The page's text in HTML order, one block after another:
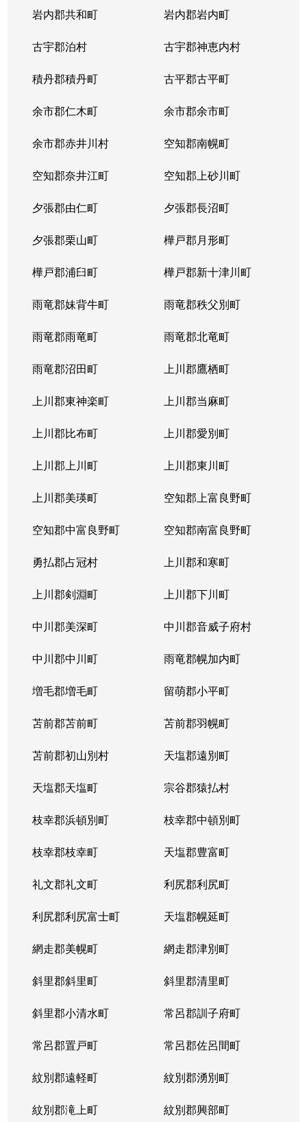
岩内郡共和町 岩内郡岩内町
古宇郡泊村 古宇郡神恵内村
積丹郡積丹町 古平郡古平町
余市郡仁木町 余市郡余市町
余市郡赤井川村 空知郡南幌町
空知郡奈井江町 空知郡上砂川町
夕張郡由仁町 夕張郡長沼町
夕張郡栗山町 樺戸郡月形町
樺戸郡浦臼町 樺戸郡新十津川町
雨竜郡妹背牛町 雨竜郡秩父別町
雨竜郡雨竜町 雨竜郡北竜町
雨竜郡沼田町 上川郡鷹栖町
上川郡東神楽町 上川郡当麻町
上川郡比布町 上川郡愛別町
上川郡上川町 上川郡東川町
上川郡美瑛町 空知郡上富良野町
空知郡中富良野町 空知郡南富良野町
勇払郡占冠村 上川郡和寒町
上川郡剣淵町 上川郡下川町
中川郡美深町 中川郡音威子府村
中川郡中川町 雨竜郡幌加内町
増毛郡増毛町 留萌郡小平町
苫前郡苫前町 苫前郡羽幌町
苫前郡初山別村 天塩郡遠別町
天塩郡天塩町 宗谷郡猿払村
枝幸郡浜頓別町 枝幸郡中頓別町
枝幸郡枝幸町 天塩郡豊富町
礼文郡礼文町 利尻郡利尻町
利尻郡利尻富士町 天塩郡幌延町
網走郡美幌町 網走郡津別町
斜里郡斜里町 斜里郡清里町
斜里郡小清水町 常呂郡訓子府町
常呂郡置戸町 常呂郡佐呂間町
紋別郡遠軽町 紋別郡湧別町
紋別郡滝上町 紋別郡興部町